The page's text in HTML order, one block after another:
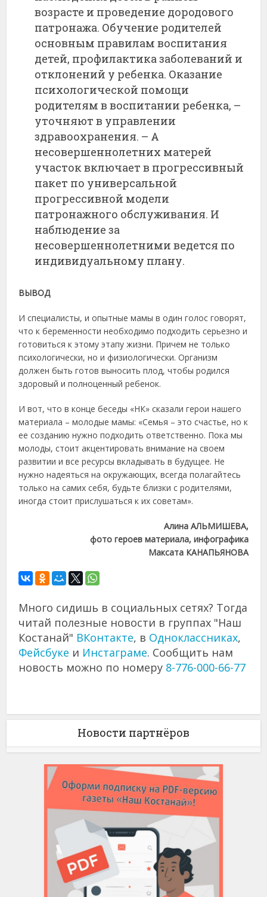
возрасте и проведение дородового
патронажа. Обучение родителей
основным правилам воспитания
детей, профилактика заболеваний и
отклонений у ребенка. Оказание
психологической помощи
родителям в воспитании ребенка, –
уточняют в управлении
здравоохранения. – А
несовершеннолетних матерей
участок включает в прогрессивный
пакет по универсальной
прогрессивной модели
патронажного обслуживания. И
наблюдение за
несовершеннолетними ведется по
индивидуальному плану.
ВЫВОД
И специалисты, и опытные мамы в один голос говорят,
что к беременности необходимо подходить серьезно и
готовиться к этому этапу жизни. Причем не только
психологически, но и физиологически. Организм
должен быть готов выносить плод, чтобы родился
здоровый и полноценный ребенок.
И вот, что в конце беседы «НК» сказали герои нашего
материала – молодые мамы: «Семья – это счастье, но к
ее созданию нужно подходить ответственно. Пока мы
молоды, стоит акцентировать внимание на своем
развитии и все ресурсы вкладывать в будущее. Не
нужно надеяться на окружающих, всегда полагайтесь
только на самих себя, будьте близки с родителями,
иногда стоит прислушаться к их советам».
Алина АЛЬМИШЕВА,
фото героев материала, инфографика
Максата КАНАПЬЯНОВА
Много сидишь в социальных сетях? Тогда
читай полезные новости в группах "Наш
Костанай" ВКонтакте, в Одноклассниках,
Фейсбуке и Инстаграме. Сообщить нам
новость можно по номеру 8-776-000-66-77
Новости партнёров